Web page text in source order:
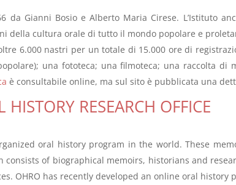
da Gianni Bosio e Alberto Maria Cirese. L’Istituto
della cultura orale di tutto il mondo popolare e
6.000 nastri per un totale di 15.000 ore di
una fototeca; una filmoteca; una raccolta
è consultabile online, ma sul sito è pubblicata una
RESEARCH OFFICE
oral history program in the world. These
of biographical memoirs, historians and
OHRO has recently developed an online oral